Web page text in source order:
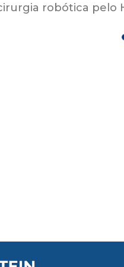
robótica pelo